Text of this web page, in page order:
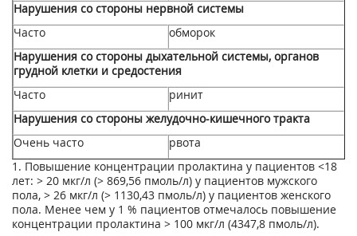
Нарушения со стороны нервной системы
Часто
обморок
Нарушения со стороны дыхательной системы, органов
грудной клетки и средостения
Часто
ринит
Нарушения со стороны желудочно-кишечного тракта
Очень часто
рвота
1. Повышение концентрации пролактина у пациентов <18
лет: > 20 мкг/л (> 869,56 пмоль/л) у пациентов мужского
пола, > 26 мкг/л (> 1130,43 пмоль/л) у пациентов женского
пола. Менее чем у 1 % пациентов отмечалось повышение
концентрации пролактина > 100 мкг/л (4347,8 пмоль/л).